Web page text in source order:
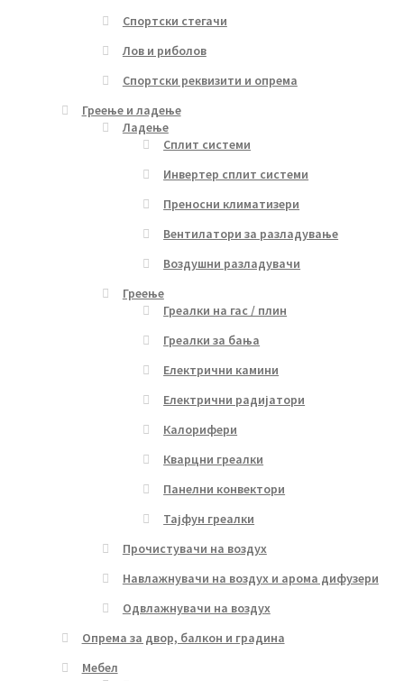
Спортски стегачи
Лов и риболов
Спортски реквизити и опрема
Греење и ладење
Ладење
Сплит системи
Инвертер сплит системи
Преносни климатизери
Вентилатори за разладување
Воздушни разладувачи
Греење
Греалки на гас / плин
Греалки за бања
Електрични камини
Електрични радијатори
Калорифери
Кварцни греалки
Панелни конвектори
Тајфун греалки
Прочистувачи на воздух
Навлажнувачи на воздух и арома дифузери
Одвлажнувачи на воздух
Опрема за двор, балкон и градина
Мебел